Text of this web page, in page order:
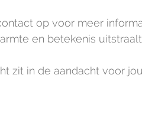
op voor meer
en betekenis
zit in de aandacht voor